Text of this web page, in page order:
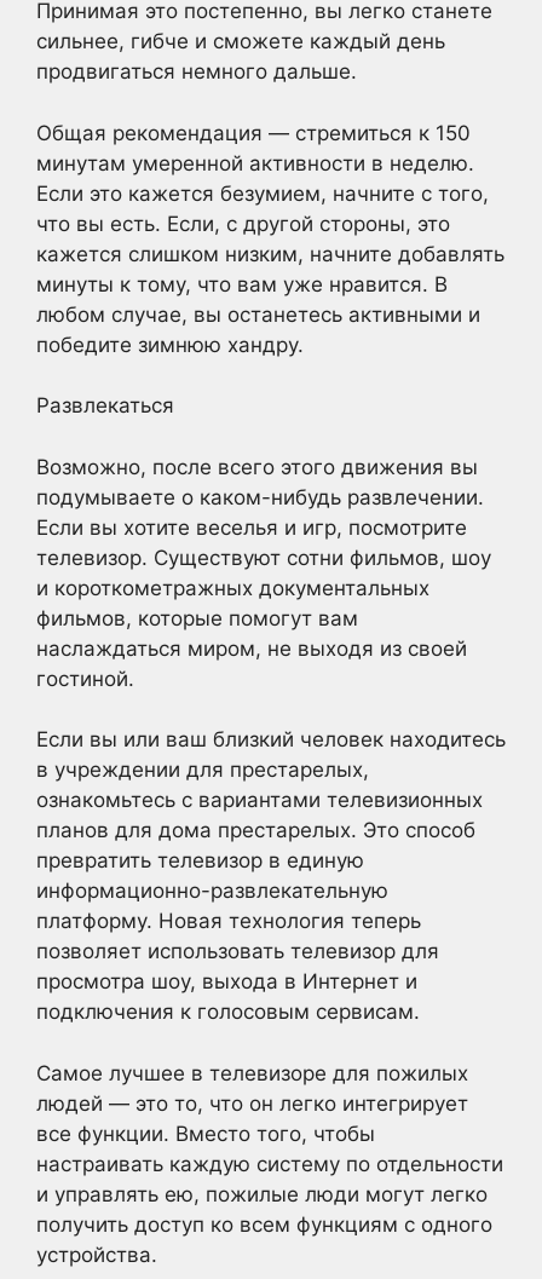
Принимая это постепенно, вы легко станете
сильнее, гибче и сможете каждый день
продвигаться немного дальше.
Общая рекомендация — стремиться к 150
минутам умеренной активности в неделю.
Если это кажется безумием, начните с того,
что вы есть. Если, с другой стороны, это
кажется слишком низким, начните добавлять
минуты к тому, что вам уже нравится. В
любом случае, вы останетесь активными и
победите зимнюю хандру.
Развлекаться
Возможно, после всего этого движения вы
подумываете о каком-нибудь развлечении.
Если вы хотите веселья и игр, посмотрите
телевизор. Существуют сотни фильмов, шоу
и короткометражных документальных
фильмов, которые помогут вам
наслаждаться миром, не выходя из своей
гостиной.
Если вы или ваш близкий человек находитесь
в учреждении для престарелых,
ознакомьтесь с вариантами телевизионных
планов для дома престарелых. Это способ
превратить телевизор в единую
информационно-развлекательную
платформу. Новая технология теперь
позволяет использовать телевизор для
просмотра шоу, выхода в Интернет и
подключения к голосовым сервисам.
Самое лучшее в телевизоре для пожилых
людей — это то, что он легко интегрирует
все функции. Вместо того, чтобы
настраивать каждую систему по отдельности
и управлять ею, пожилые люди могут легко
получить доступ ко всем функциям с одного
устройства.